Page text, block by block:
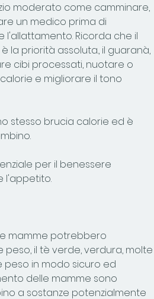
moderato come camminare,
un medico prima di
Ricorda che il
la priorità assoluta., il guaranà,
cibi processati, nuotare o
e migliorare il tono
stesso brucia calorie ed è
per il benessere
l'appetito.
mamme potrebbero
il tè verde, verdura, molte
in modo sicuro ed
delle mamme sono
a sostanze potenzialmente